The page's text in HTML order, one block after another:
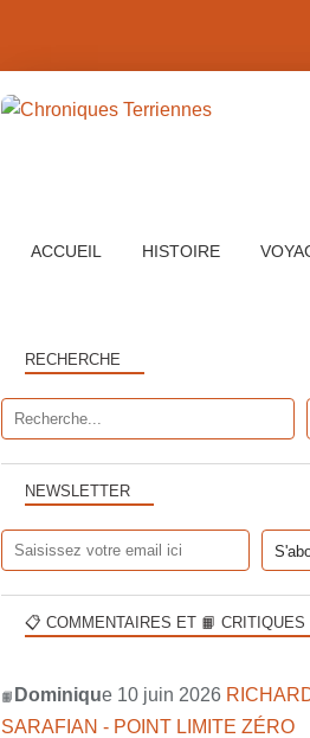
ACCUEIL HISTOIRE
NEWSLETTER
RECHERCHE
📋 COMMENTAIRES ET 📙 CRITIQUES
📙 Dominique 10 juin 2026
SARAFIAN - POINT LIMITE ZÉRO